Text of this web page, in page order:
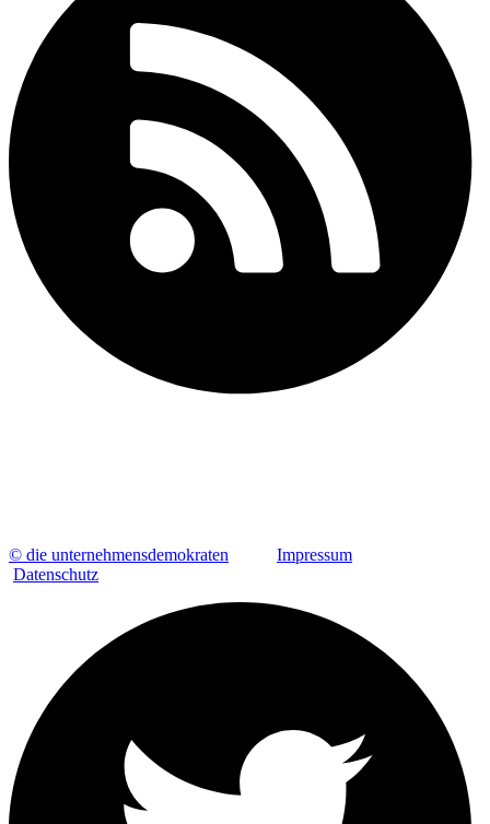
© die unternehmensdemokraten
Impressum
Datenschutz